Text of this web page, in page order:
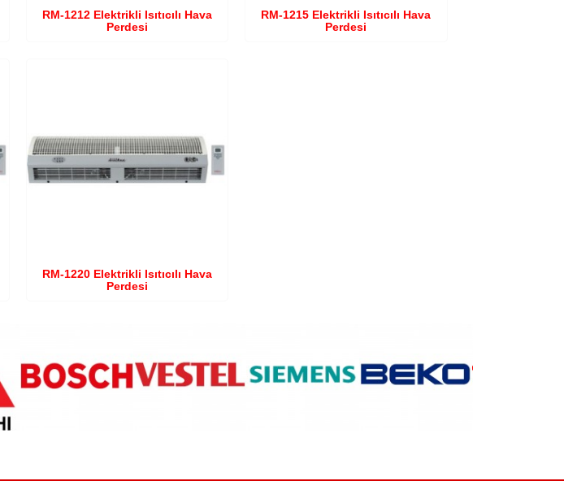
RM-1212 Elektrikli Isıtıcılı Hava
Perdesi
RM-1215 Elektrikli Isıtıcılı Hava
Perdesi
RM-1220 Elektrikli Isıtıcılı Hava
Perdesi